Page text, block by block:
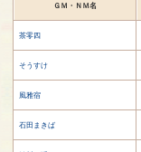
ＧＭ・ＮＭ名
茶零四
そうすけ
風雅宿
石田まきば